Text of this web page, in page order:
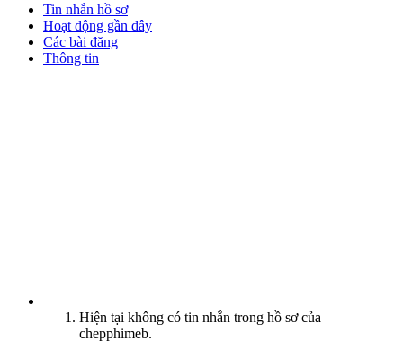
Tin nhắn hồ sơ
Hoạt động gần đây
Các bài đăng
Thông tin
Hiện tại không có tin nhắn trong hồ sơ của
chepphimeb.